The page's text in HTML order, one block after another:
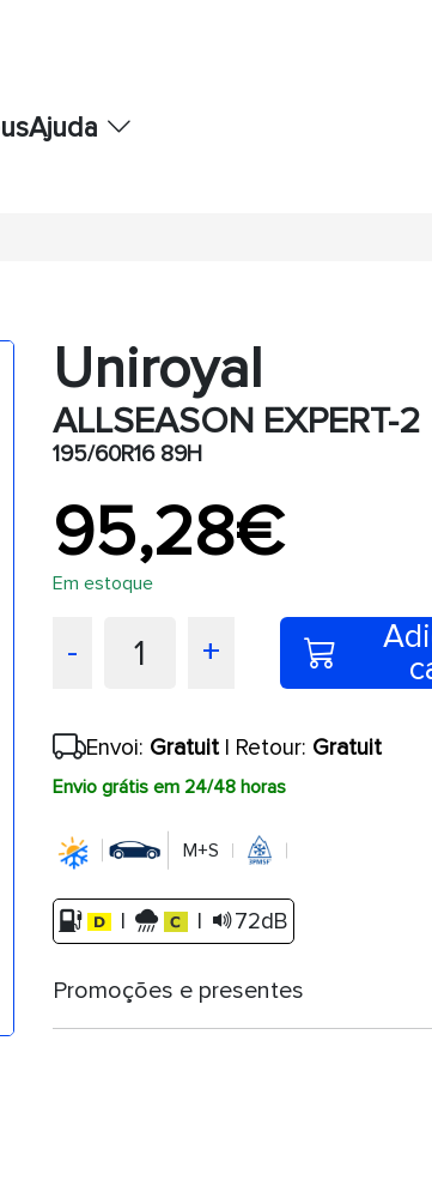
Ajuda
Uniroyal
ALLSEASON EXPERT-2
195/60R16 89H
95,28€
Em estoque
- 1 +
Envoi: Gratuit| Retour: Gratuit
Envio grátis em 24/48 horas
M+S
| | 72dB
Promoções e presentes